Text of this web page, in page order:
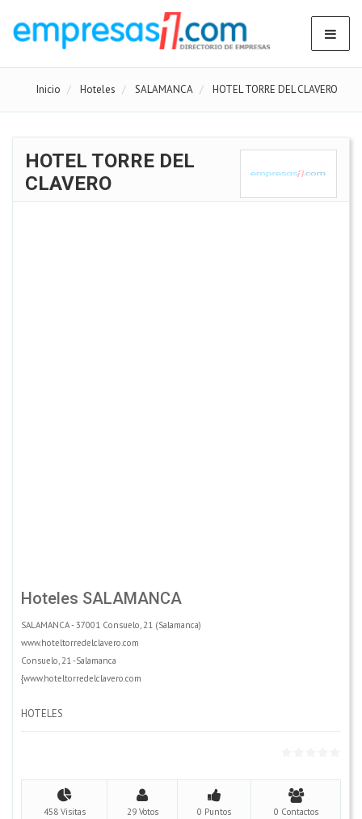
Inicio Hoteles SALAMANCA HOTEL TORRE DEL CLAVERO
HOTEL TORRE DEL
CLAVERO
Hoteles SALAMANCA
SALAMANCA - 37001 Consuelo, 21 (Salamanca)
www.hoteltorredelclavero.com
Consuelo, 21 -Salamanca
{www.hoteltorredelclavero.com
HOTELES
458 Visitas 29 Votos 0 Puntos 0 Contactos